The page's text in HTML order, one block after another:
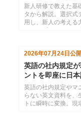
新人研修で教えた基
タから解説。選択式
用し、新人の考える
2026年07月24日公開
英語の社内規定
ントを即座に日
英語の社内規定やマ
らない英文資料を、
トに瞬時に変換。現